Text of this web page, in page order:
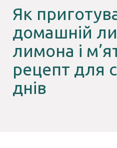
Як
домашній
лимона і
рецепт для
днів